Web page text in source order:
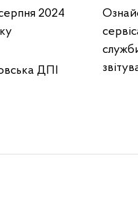
2024
ДПІ